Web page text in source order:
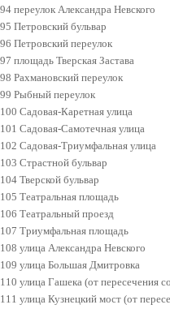
94 переулок Александра Невского
95 Петровский бульвар
96 Петровский переулок
97 площадь Тверская Застава
98 Рахмановский переулок
99 Рыбный переулок
100 Садовая-Каретная улица
101 Садовая-Самотечная улица
102 Садовая-Триумфальная улица
103 Страстной бульвар
104 Тверской бульвар
105 Театральная площадь
106 Театральный проезд
107 Триумфальная площадь
108 улица Александра Невского
109 улица Большая Дмитровка
110 улица Гашека (от пересечения
111 улица Кузнецкий мост (от